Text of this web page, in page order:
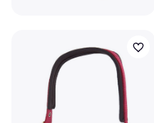
5 butiker